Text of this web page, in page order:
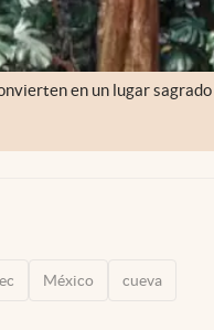
en un lugar
México cueva